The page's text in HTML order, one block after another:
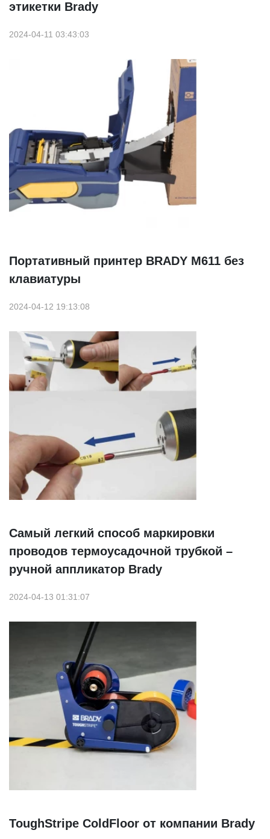
этикетки Brady
2024-04-11 03:43:03
Портативный принтер BRADY M611 без
клавиатуры
2024-04-12 19:13:08
Самый легкий способ маркировки
проводов термоусадочной трубкой –
ручной аппликатор Brady
2024-04-13 01:31:07
ToughStripe ColdFloor от компании Brady